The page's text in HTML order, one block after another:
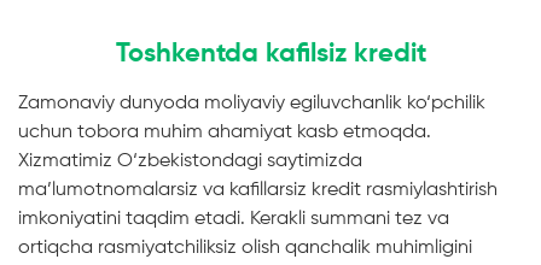
Toshkentda kafilsiz kredit
Zamonaviy dunyoda moliyaviy egiluvchanlik ko‘pchilik
uchun tobora muhim ahamiyat kasb etmoqda.
Xizmatimiz O‘zbekistondagi saytimizda
ma’lumotnomalarsiz va kafillarsiz kredit rasmiylashtirish
imkoniyatini taqdim etadi. Kerakli summani tez va
ortiqcha rasmiyatchiliksiz olish qanchalik muhimligini